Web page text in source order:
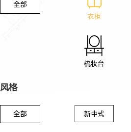
全部
衣柜
梳妆台
风格
全部 新中式